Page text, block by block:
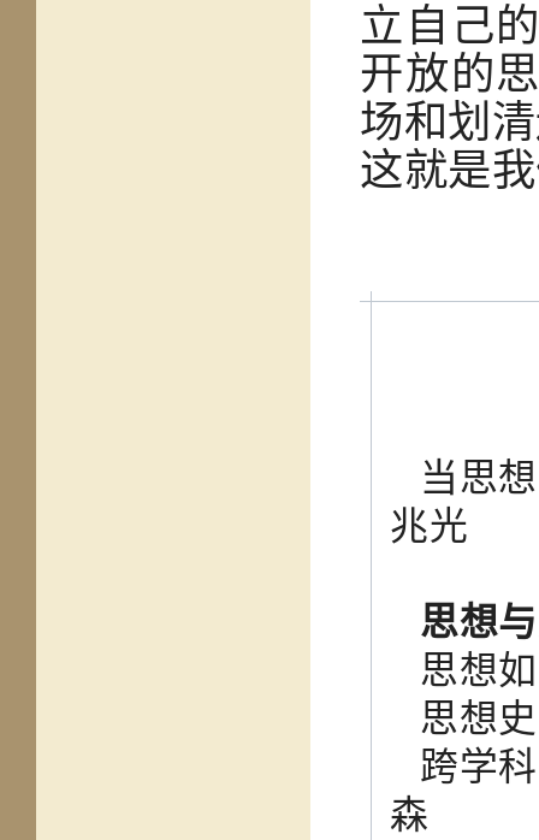
立自己
开放的
场和划
这就是
当思
兆光
思想
思想
思想
跨学
森